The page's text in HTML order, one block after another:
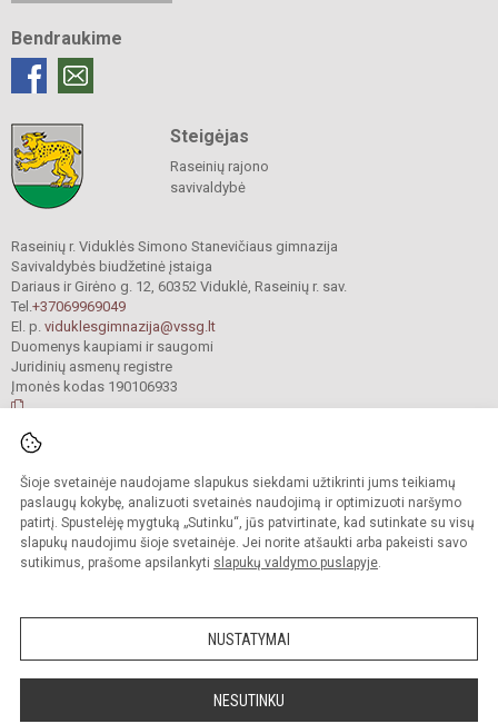
Šioje svetainėje naudojame slapukus siekdami užtikrinti jums teikiamų
paslaugų kokybę, analizuoti svetainės naudojimą ir optimizuoti naršymo
patirtį. Spustelėję mygtuką „Sutinku“, jūs patvirtinate, kad sutinkate su visų
slapukų naudojimu šioje svetainėje. Jei norite atšaukti arba pakeisti savo
sutikimus, prašome apsilankyti slapukų valdymo puslapyje.
NUSTATYMAI
NESUTINKU
Bendraukime
Steigėjas
Raseinių rajono
savivaldybė
Raseinių r. Viduklės Simono Stanevičiaus gimnazija
Savivaldybės biudžetinė įstaiga
Dariaus ir Girėno g. 12, 60352 Viduklė, Raseinių r. sav.
Tel.+37069969049
El. p. viduklesgimnazija@vssg.lt
Duomenys kaupiami ir saugomi
Juridinių asmenų registre
Įmonės kodas 190106933
saugomos.
Kopijuoti turinį be raštiško gimnazijos sutikimo griežtai draudžiama.
Prieinamumo paraiška Slapukų valdymas
Sumanus būdas atnaujinti